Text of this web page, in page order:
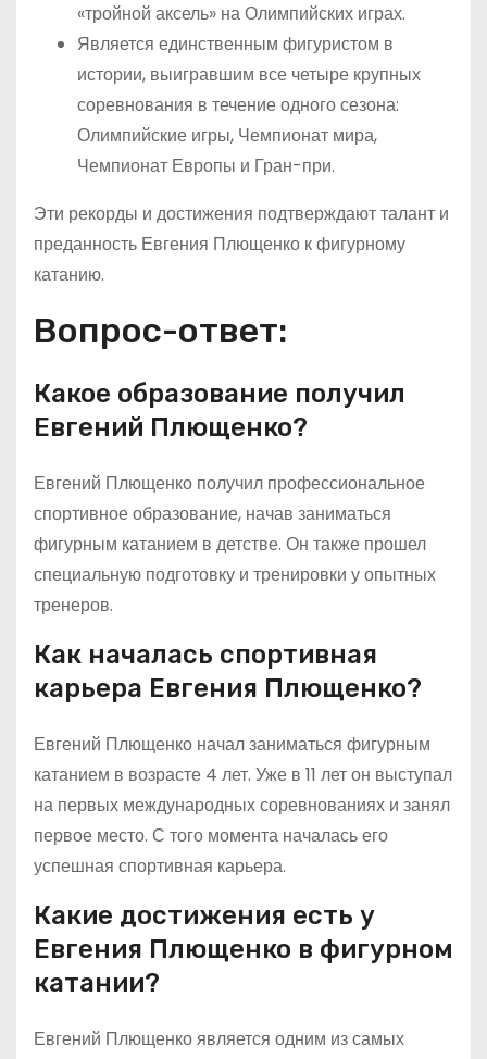
«тройной аксель» на Олимпийских играх.
Является единственным фигуристом в
истории, выигравшим все четыре крупных
соревнования в течение одного сезона:
Олимпийские игры, Чемпионат мира,
Чемпионат Европы и Гран-при.
Эти рекорды и достижения подтверждают талант и
преданность Евгения Плющенко к фигурному
катанию.
Вопрос-ответ:
Какое образование получил
Евгений Плющенко?
Евгений Плющенко получил профессиональное
спортивное образование, начав заниматься
фигурным катанием в детстве. Он также прошел
специальную подготовку и тренировки у опытных
тренеров.
Как началась спортивная
карьера Евгения Плющенко?
Евгений Плющенко начал заниматься фигурным
катанием в возрасте 4 лет. Уже в 11 лет он выступал
на первых международных соревнованиях и занял
первое место. С того момента началась его
успешная спортивная карьера.
Какие достижения есть у
Евгения Плющенко в фигурном
катании?
Евгений Плющенко является одним из самых